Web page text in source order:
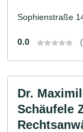
Sophienstraße
0.0
Dr.
Schäufele